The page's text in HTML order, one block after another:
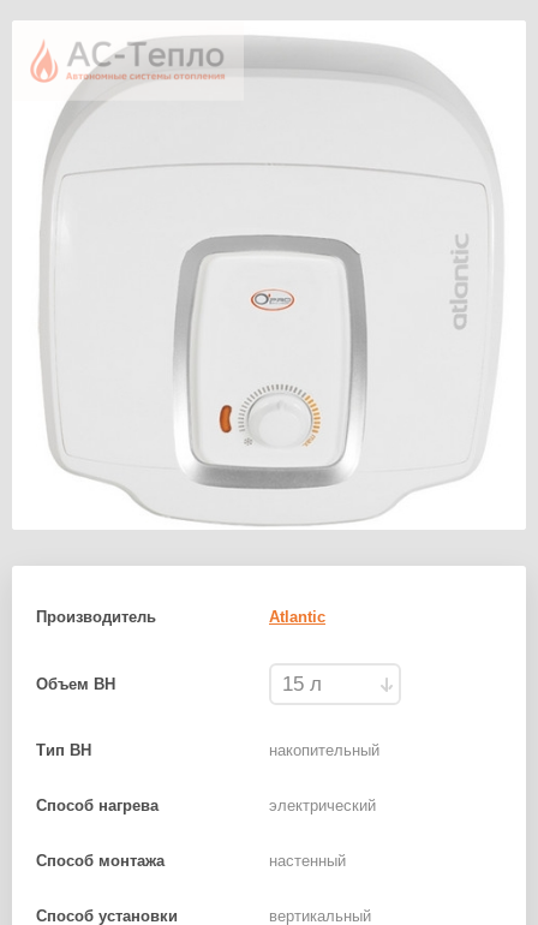
Производитель Atlantic
Объем ВН
Тип ВН накопительный
Способ нагрева электрический
Способ монтажа настенный
Способ установки вертикальный